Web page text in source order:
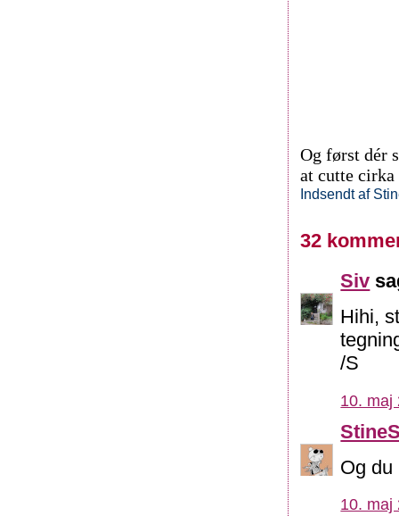
Og først dér
at cutte
Indsendt af
32
Siv
Hihi,
/S
10. maj
Og du
10. maj